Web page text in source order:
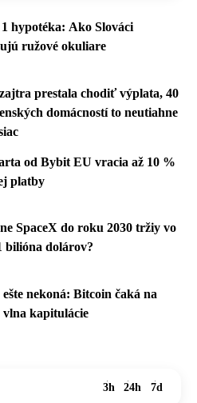
hypotéka: Ako Slováci
ružové okuliare
prestala chodiť výplata, 40
domácností to neutiahne
od Bybit EU vracia až 10 %
platby
SpaceX do roku 2030 tržiy vo
bilióna dolárov?
ešte nekoná: Bitcoin čaká na
kapitulácie
3h 24h 7d